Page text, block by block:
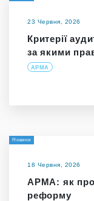
23 Червня, 2026
Критерії
за якими
АРМА
Новини
18 Червня, 2026
АРМА: як
реформу